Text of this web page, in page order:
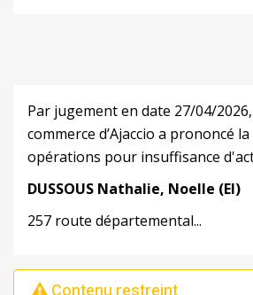
Par jugement en date 27/04/
commerce d’Ajaccio a prononcé
opérations pour insuffisance
DUSSOUS Nathalie, Noelle (EI)
257 route départemental...